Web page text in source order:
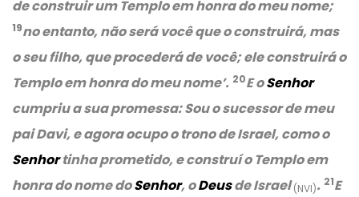
de construir um Templo em honra do meu nome;
19no entanto, não será você que o construirá, mas
o seu filho, que procederá de você; ele construirá o
Templo em honra do meu nome’. 20E oSenhor
cumpriu a sua promessa: Sou o sucessor de meu
pai Davi, e agora ocupo o trono de Israel, como o
Senhortinha prometido, e construí o Templo em
honra do nome doSenhor, oDeusde Israel(NVI). 21E